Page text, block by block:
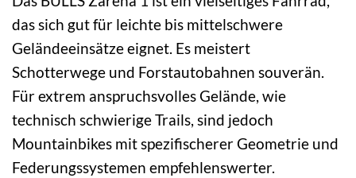
das sich gut für leichte bis mittelschwere
Geländeeinsätze eignet. Es meistert
Schotterwege und Forstautobahnen souverän.
Für extrem anspruchsvolles Gelände, wie
technisch schwierige Trails, sind jedoch
Mountainbikes mit spezifischerer Geometrie und
Federungssystemen empfehlenswerter.